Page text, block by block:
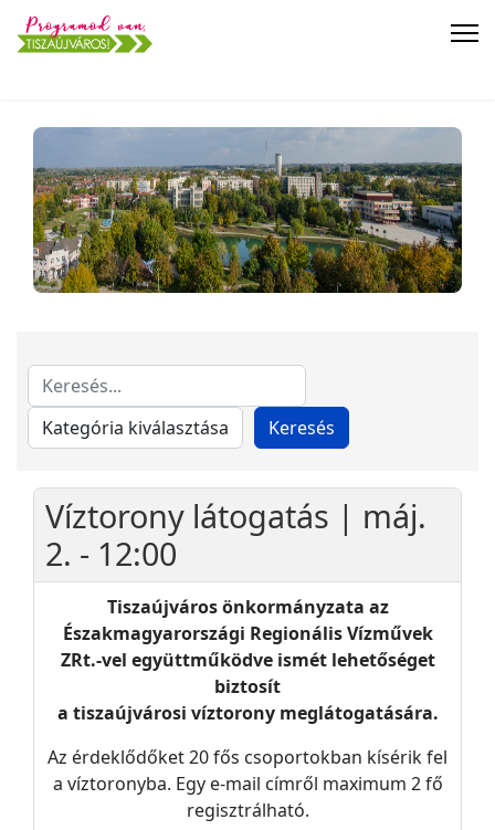
Víztorony látogatás | máj.
2. - 12:00
Tiszaújváros önkormányzata az
Északmagyarországi Regionális Vízművek
ZRt.-vel együttműködve ismét lehetőséget
biztosít
a tiszaújvárosi víztorony meglátogatására.
Az érdeklődőket 20 fős csoportokban kísérik fel
a víztoronyba. Egy e-mail címről maximum 2 fő
regisztrálható.